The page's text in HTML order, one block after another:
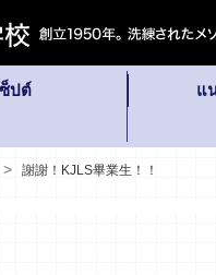
ปต์ แ
謝謝！KJLS畢業生！！